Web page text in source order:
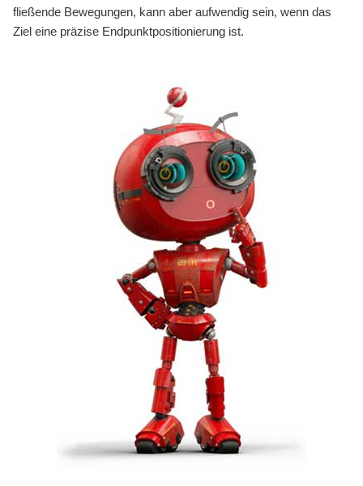
fließende Bewegungen, kann aber aufwendig sein, wenn das
Ziel eine präzise Endpunktpositionierung ist.